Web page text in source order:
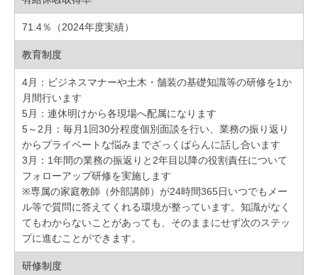
71.4％（2024年度実績）
教育制度
4月：ビジネスマナーや土木・舗装の基礎知識等の研修を1か
月間行います
5月：連休明けから各現場へ配属になります
5～2月：毎月1回30分程度個別面談を行い、業務の振り返り
からプライベートな悩みまでざっくばらんに話し合います
3月：1年間の業務の振返りと2年目以降の役割責任について
フォローアップ研修を実施します
※専属の家庭教師（外部講師）が24時間365日いつでもメー
ル等で質問に答えてくれる環境が整っています。知識がなく
てもわからないことがあっても、そのままにせず次のステッ
プに進むことができます。
研修制度